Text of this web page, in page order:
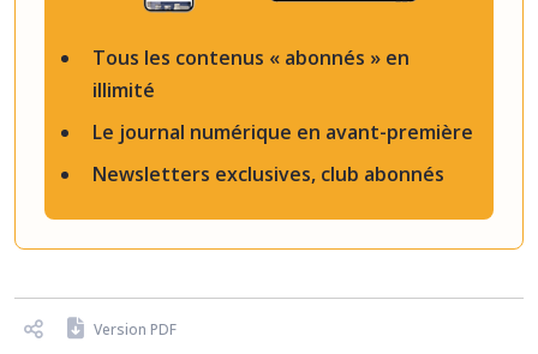
Tous les contenus « abonnés » en
illimité
Le journal numérique en avant-première
Newsletters exclusives, club abonnés
Version PDF